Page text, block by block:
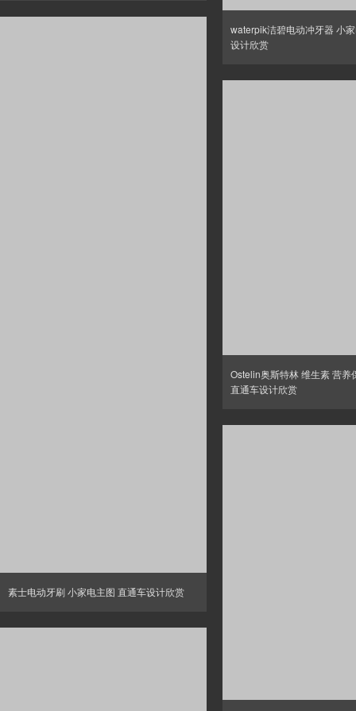
waterpik洁碧电动冲牙器 小
设计欣赏
素士电动牙刷 小家电主图 直通车设计欣赏
Ostelin奥斯特林 维生素 营养
直通车设计欣赏